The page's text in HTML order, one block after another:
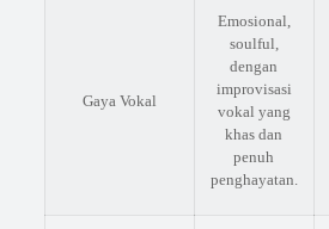
Gaya Vokal
Emosional,
soulful,
dengan
improvisasi
vokal yang
khas dan
penuh
penghayatan.